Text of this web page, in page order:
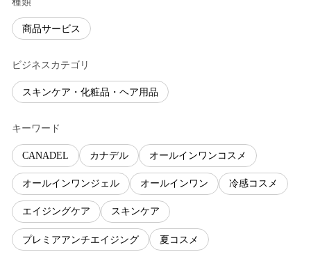
商品サービス
ビジネスカテゴリ
スキンケア・化粧品・ヘア用品
キーワード
CANADEL カナデル オールインワンコスメ
オールインワンジェル オールインワン 冷感コスメ
エイジングケア スキンケア
プレミアアンチエイジング 夏コスメ